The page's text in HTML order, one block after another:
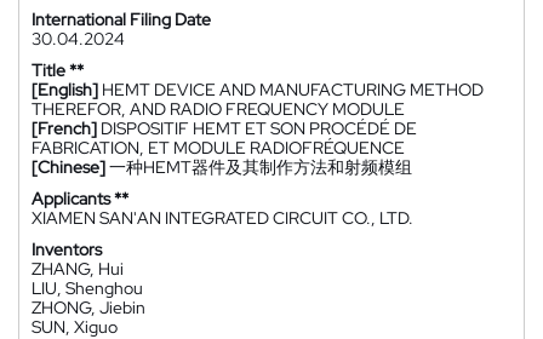
International Filing Date
30.04.2024
Title **
[English] HEMT DEVICE AND MANUFACTURING METHOD
THEREFOR, AND RADIO FREQUENCY MODULE
[French] DISPOSITIF HEMT ET SON PROCÉDÉ DE
FABRICATION, ET MODULE RADIOFRÉQUENCE
[Chinese]一种HEMT器件及其制作方法和射频模组
Applicants **
XIAMEN SAN'AN INTEGRATED CIRCUIT CO., LTD.
Inventors
ZHANG, Hui
LIU, Shenghou
ZHONG, Jiebin
SUN, Xiguo